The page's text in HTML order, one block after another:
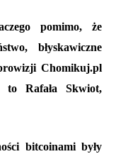
pomimo, że
błyskawiczne
Chomikuj.pl
Rafała Skwiot,
bitcoinami były